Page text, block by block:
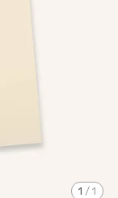
1 / 1